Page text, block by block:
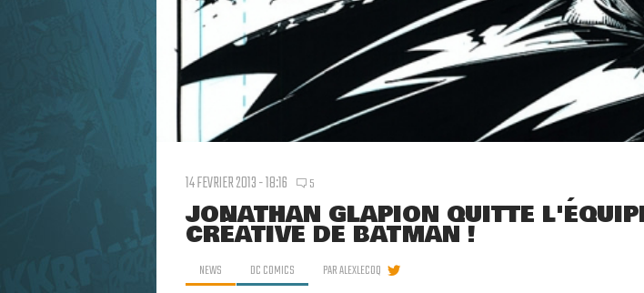
14 FEVRIER 2013 - 18:16 5
JONATHAN GLAPION QUITTE
CRÉATIVE DE BATMAN !
NEWS DC COMICS PARALEXLECOQ